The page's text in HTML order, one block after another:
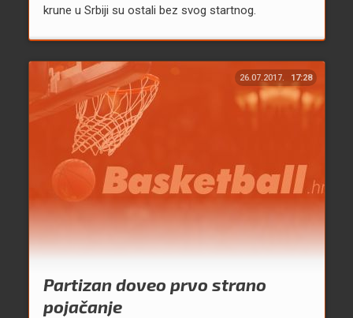
krune u Srbiji su ostali bez svog startnog.
26.07.2017. 17:28
Partizan doveo prvo strano
pojačanje